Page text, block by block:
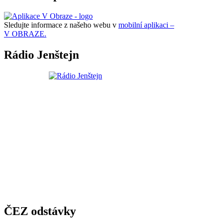
Sledujte informace z našeho webu v mobilní aplikaci –
V OBRAZE.
Rádio Jenštejn
ČEZ odstávky